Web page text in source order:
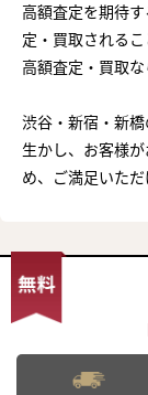
高額査定を期待
定・買取される
高額査定・買取
渋谷・新宿・新
生かし、お客様
め、ご満足いただ